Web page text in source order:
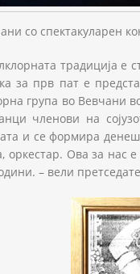
со спектакуларен
традиција е
за прв пат е
група во Вевчани
членови на
и се формира
оркестар. Ова за
– вели